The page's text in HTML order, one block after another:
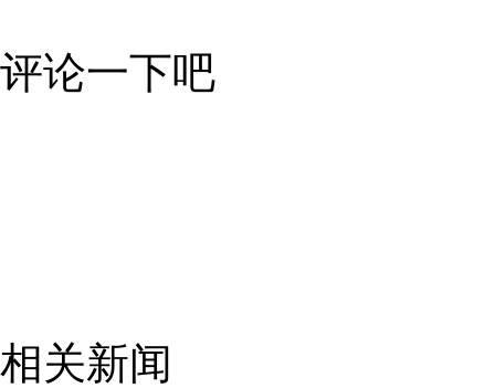
评论一下吧
相关新闻